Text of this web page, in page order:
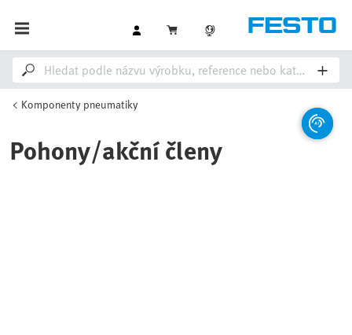
Komponenty pneumatiky
Pohony/akční členy